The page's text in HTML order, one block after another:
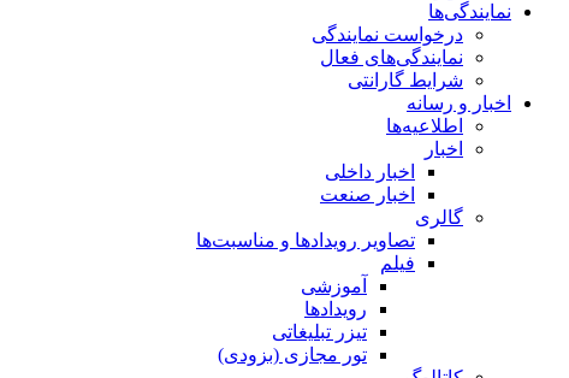
نمایندگی‌ها
درخواست نمایندگی
نمایندگی‌های فعال
شرایط گارانتی
اخبار و رسانه
اطلاعیه‌ها
اخبار
اخبار داخلی
اخبار صنعت
گالری
تصاویر رویدادها و مناسبت‌ها
فیلم
آموزشی
رویدادها
تیزر تبلیغاتی
تور مجازی (بزودی)